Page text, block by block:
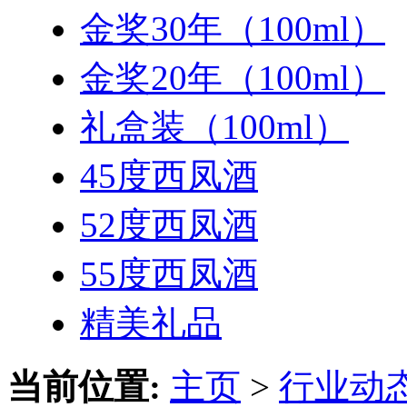
金奖30年（100ml）
金奖20年（100ml）
礼盒装（100ml）
45度西凤酒
52度西凤酒
55度西凤酒
精美礼品
当前位置: 主页 > 行业动